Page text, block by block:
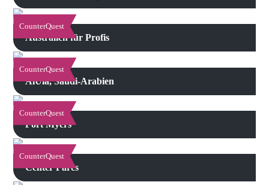
CounterQuest
Australien für Profis
CounterQuest
AlUla, Saudi-Arabien
CounterQuest
Fort Myers
CounterQuest
Center Parcs